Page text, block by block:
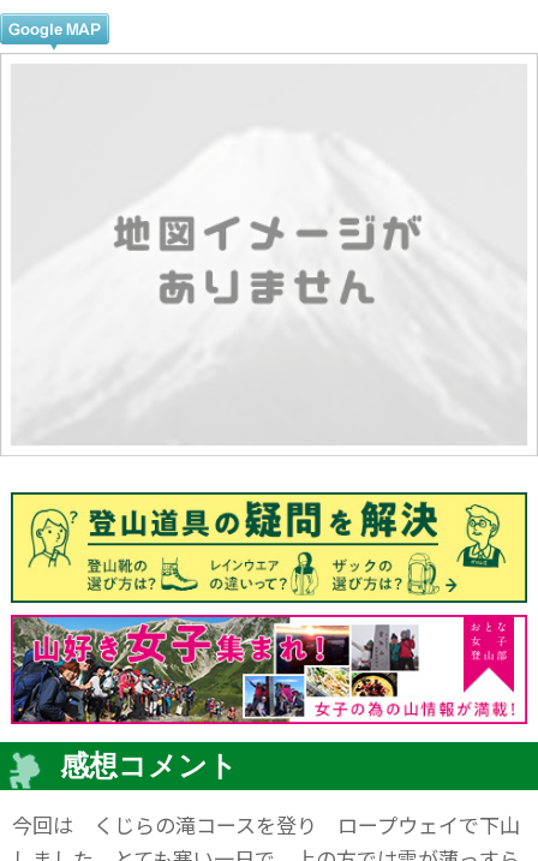
感想コメント
今回は くじらの滝コースを登り ロープウェイで下山